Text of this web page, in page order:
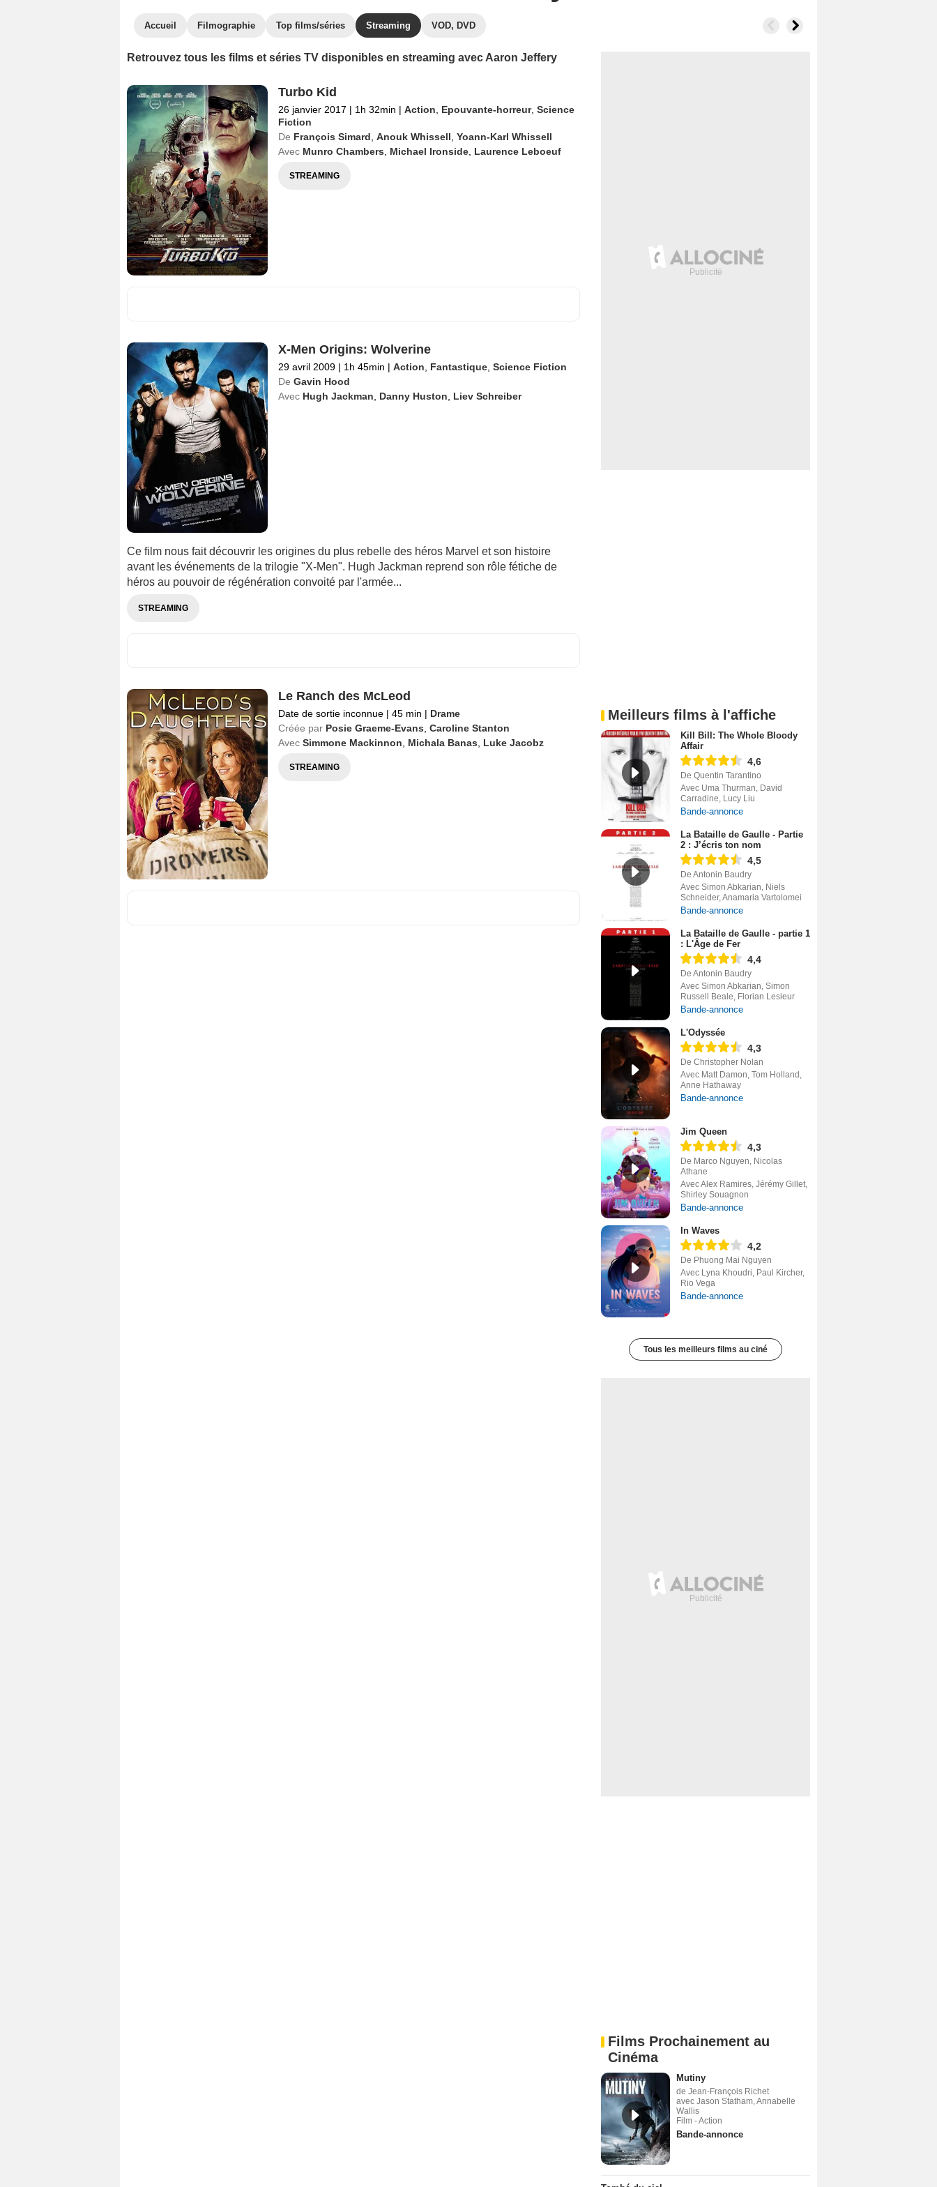
Accueil Filmographie Top films/séries Streaming VOD, DVD
Retrouvez tous les films et séries TV disponibles en streaming avec Aaron Jeffery
Turbo Kid
26 janvier 2017 | 1h 32min | Action Epouvante-horreur, Science
Fiction
De François Simard Anouk Whissell Yoann-Karl Whissell
Avec Munro Chambers Michael Ironside, Laurence Leboeuf
STREAMING
X-Men Origins: Wolverine
29 avril 2009 | 1h 45min | Action Fantastique, Science Fiction
De Gavin Hood
Avec Hugh Jackman Danny Huston Liev Schreiber
Ce film nous fait découvrir les origines du plus rebelle des héros Marvel et son histoire
avant les événements de la trilogie "X-Men". Hugh Jackman reprend son rôle fétiche de
héros au pouvoir de régénération convoité par l'armée...
STREAMING
Le Ranch des McLeod
Date de sortie inconnue | 45 min | Drame
Créée par Posie Graeme-Evans Caroline Stanton
Avec Simmone Mackinnon Michala Banas Luke Jacobz
STREAMING
Meilleurs films à l'affiche
Kill Bill: The Whole Bloody
Affair
4,6
De Quentin Tarantino
Avec Uma Thurman, David
Carradine, Lucy Liu
Bande-annonce
La Bataille de Gaulle - Partie
2 : J’écris ton nom
4,5
De Antonin Baudry
Avec Simon Abkarian, Niels
Schneider, Anamaria Vartolomei
Bande-annonce
La Bataille de Gaulle - partie 1
: L'Âge de Fer
4,4
De Antonin Baudry
Avec Simon Abkarian, Simon
Russell Beale, Florian Lesieur
Bande-annonce
L'Odyssée
4,3
De Christopher Nolan
Avec Matt Damon, Tom Holland,
Anne Hathaway
Bande-annonce
Jim Queen
4,3
De Marco Nguyen, Nicolas
Athane
Avec Alex Ramires, Jérémy Gillet,
Shirley Souagnon
Bande-annonce
In Waves
4,2
De Phuong Mai Nguyen
Avec Lyna Khoudri, Paul Kircher,
Rio Vega
Bande-annonce
Tous les meilleurs films au ciné
Films Prochainement au
Cinéma
Mutiny
de Jean-François Richet
avec Jason Statham, Annabelle
Wallis
Film - Action
Bande-annonce